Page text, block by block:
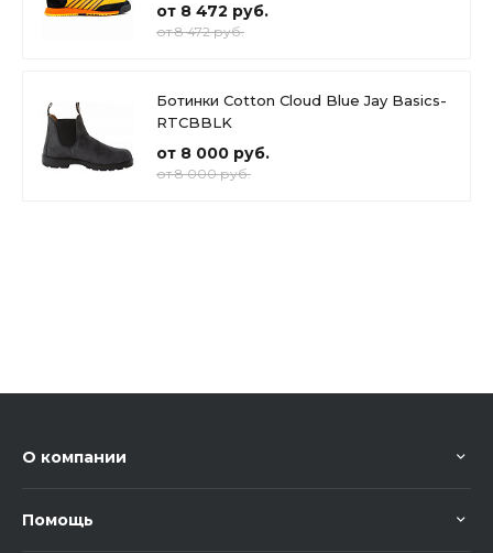
от 8 472 руб.
от 8 472 руб.
Ботинки Cotton Cloud Blue Jay Basics-
RTCBBLK
от 8 000 руб.
от 8 000 руб.
О компании
Помощь